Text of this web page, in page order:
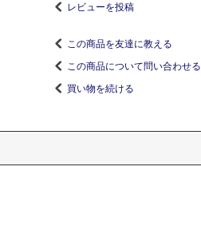
レビューを投稿
この商品を友達に教える
この商品について問い合わせる
買い物を続ける